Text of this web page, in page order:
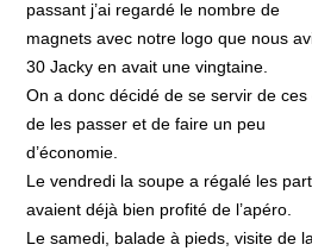
passant j’ai regardé le nombre de
magnets avec notre logo que nous
30 Jacky en avait une vingtaine.
On a donc décidé de se servir de
de les passer et de faire un peu
d’économie.
Le vendredi la soupe a régalé les
avaient déjà bien profité de l’apéro.
Le samedi, balade à pieds, visite de